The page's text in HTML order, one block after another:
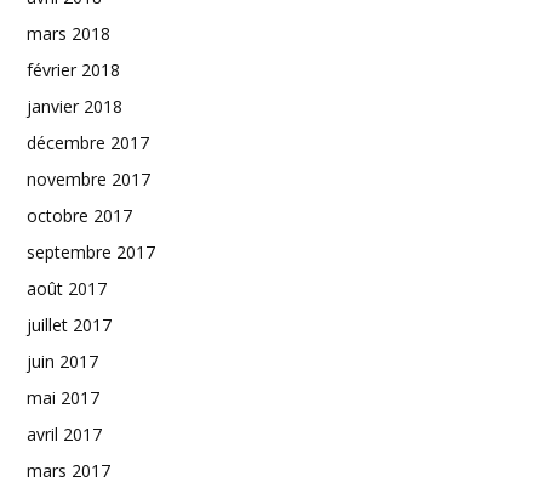
mars 2018
février 2018
janvier 2018
décembre 2017
novembre 2017
octobre 2017
septembre 2017
août 2017
juillet 2017
juin 2017
mai 2017
avril 2017
mars 2017